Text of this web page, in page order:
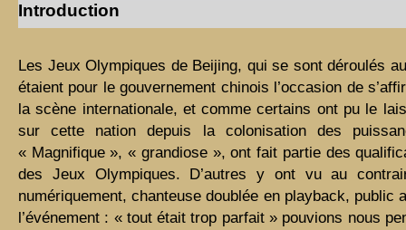
Introduction
Les Jeux Olympiques de Beijing, qui se sont déroulés
étaient pour le gouvernement chinois l’occasion de
la scène internationale, et comme certains ont pu le
sur cette nation depuis la colonisation des
« Magnifique », « grandiose », ont fait partie des
des Jeux Olympiques. D’autres y ont vu au
numériquement, chanteuse doublée en playback,
l’événement : « tout était trop parfait » pouvions nous